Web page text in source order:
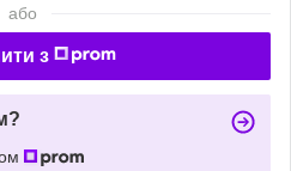
або
з